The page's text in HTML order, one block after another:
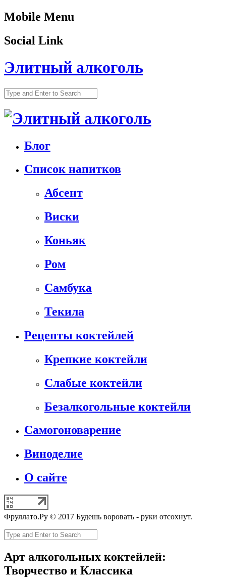
Mobile Menu
Social Link
Элитный алкоголь
Блог
Список напитков
Абсент
Виски
Коньяк
Ром
Самбука
Текила
Рецепты коктейлей
Крепкие коктейли
Слабые коктейли
Безалкогольные коктейли
Самогоноварение
Виноделие
О сайте
Фруллато.Ру © 2017 Будешь воровать - руки отсохнут.
Арт алкогольных коктейлей:
Творчество и Классика